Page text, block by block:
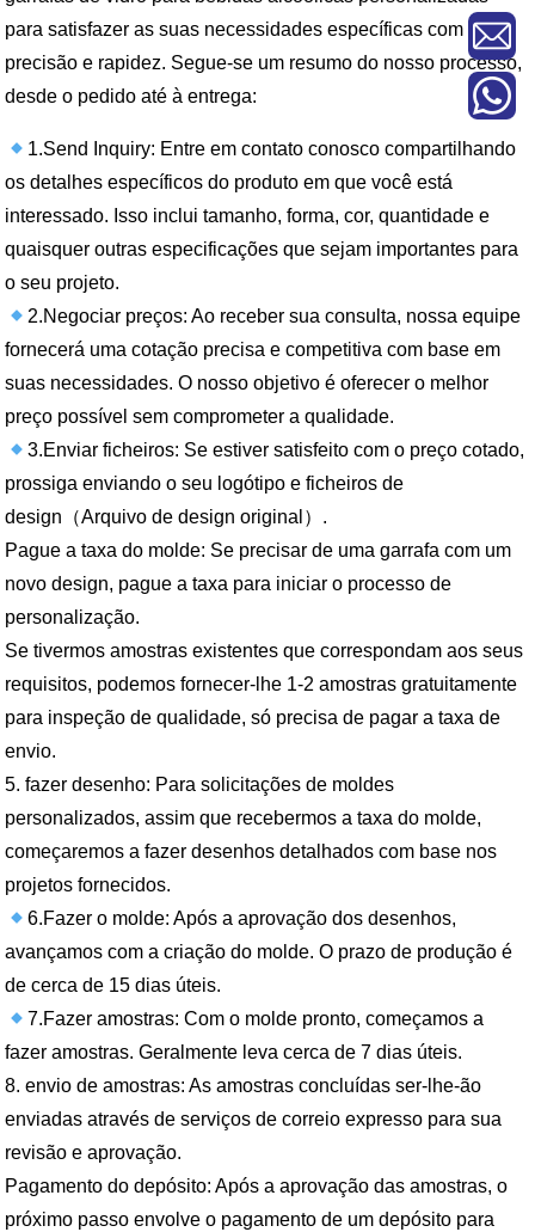
para satisfazer as suas necessidades específicas com
precisão e rapidez. Segue-se um resumo do nosso processo,
desde o pedido até à entrega:
1.Send Inquiry: Entre em contato conosco compartilhando
os detalhes específicos do produto em que você está
interessado. Isso inclui tamanho, forma, cor, quantidade e
quaisquer outras especificações que sejam importantes para
o seu projeto.
2.Negociar preços: Ao receber sua consulta, nossa equipe
fornecerá uma cotação precisa e competitiva com base em
suas necessidades. O nosso objetivo é oferecer o melhor
preço possível sem comprometer a qualidade.
3.Enviar ficheiros: Se estiver satisfeito com o preço cotado,
prossiga enviando o seu logótipo e ficheiros de
design（Arquivo de design original）.
Pague a taxa do molde: Se precisar de uma garrafa com um
novo design, pague a taxa para iniciar o processo de
personalização.
Se tivermos amostras existentes que correspondam aos seus
requisitos, podemos fornecer-lhe 1-2 amostras gratuitamente
para inspeção de qualidade, só precisa de pagar a taxa de
envio.
5. fazer desenho: Para solicitações de moldes
personalizados, assim que recebermos a taxa do molde,
começaremos a fazer desenhos detalhados com base nos
projetos fornecidos.
6.Fazer o molde: Após a aprovação dos desenhos,
avançamos com a criação do molde. O prazo de produção é
de cerca de 15 dias úteis.
7.Fazer amostras: Com o molde pronto, começamos a
fazer amostras. Geralmente leva cerca de 7 dias úteis.
8. envio de amostras: As amostras concluídas ser-lhe-ão
enviadas através de serviços de correio expresso para sua
revisão e aprovação.
Pagamento do depósito: Após a aprovação das amostras, o
próximo passo envolve o pagamento de um depósito para